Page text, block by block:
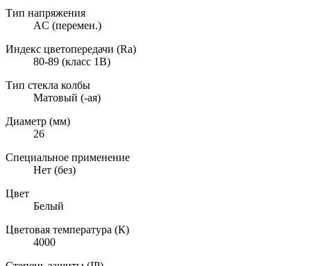
Тип напряжения
AC (перемен.)
Индекс цветопередачи (Ra)
80-89 (класс 1B)
Тип стекла колбы
Матовый (-ая)
Диаметр (мм)
26
Специальное применение
Нет (без)
Цвет
Белый
Цветовая температура (К)
4000